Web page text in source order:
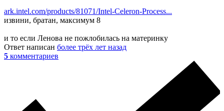
ark.intel.com/products/81071/Intel-Celeron-Process...
извини, братан, максимум 8
и то если Ленова не пожлобилась на материнку
Ответ написан более трёх лет назад
5 комментариев